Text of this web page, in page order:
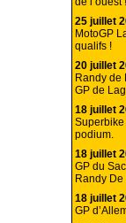
25 juillet
MotoGP
qualifs !
20 juillet
Randy de
GP de
18 juillet
Superbike
podium.
18 juillet
GP du
Randy
18 juillet
GP